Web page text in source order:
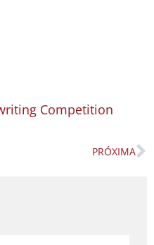
Competition
PRÓXIMA